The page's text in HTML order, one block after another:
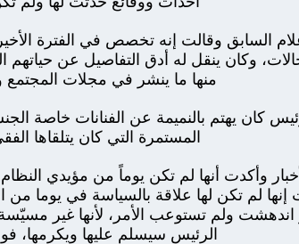
السابق وقالت إنه تخصص في الفترة
وكان ينقل له أدق التفاصيل عن
منها ما ينشر في مجلات
المستمرة التي كان يتلقاها
إنها لم تكن لها علاقة بالسياسة في
ولم تستوعب الأمر، لأنها غير
الرئيس سيسلم عليها ويكرمها،